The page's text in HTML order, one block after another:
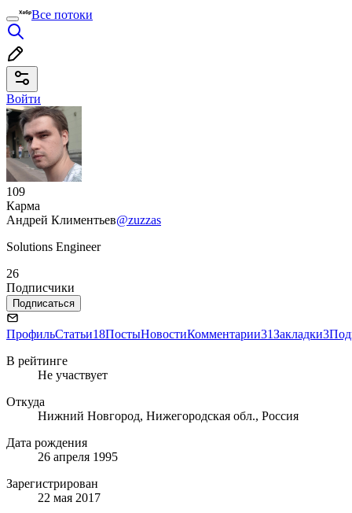
Все потоки
Войти
109
Карма
Андрей Климентьев@zuzzas
Solutions Engineer
26
Подписчики
Подписаться
ПрофильСтатьи18ПостыНовостиКомментарии31Закладки3
В рейтинге
Не участвует
Откуда
Нижний Новгород, Нижегородская обл., Россия
Дата рождения
26 апреля 1995
Зарегистрирован
22 мая 2017